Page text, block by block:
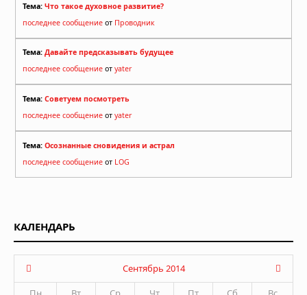
Тема: Что такое духовное развитие?
последнее сообщение от Проводник
Тема: Давайте предсказывать будущее
последнее сообщение от yater
Тема: Советуем посмотреть
последнее сообщение от yater
Тема: Осознанные сновидения и астрал
последнее сообщение от LOG
КАЛЕНДАРЬ
Сентябрь 2014